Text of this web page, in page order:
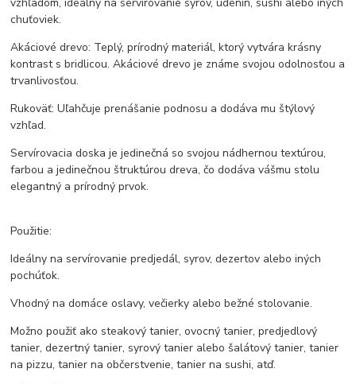
chuťoviek.
Akáciové drevo: Teplý, prírodný materiál, ktorý vytvára krásny
kontrast s bridlicou. Akáciové drevo je známe svojou odolnosťou a
trvanlivosťou.
Rukoväť: Uľahčuje prenášanie podnosu a dodáva mu štýlový
vzhľad.
Servírovacia doska je jedinečná so svojou nádhernou textúrou,
farbou a jedinečnou štruktúrou dreva, čo dodáva vášmu stolu
elegantný a prírodný prvok.
Použitie:
Ideálny na servírovanie predjedál, syrov, dezertov alebo iných
pochúťok.
Vhodný na domáce oslavy, večierky alebo bežné stolovanie.
Možno použiť ako steakový tanier, ovocný tanier, predjedlový
tanier, dezertný tanier, syrový tanier alebo šalátový tanier, tanier
na pizzu, tanier na občerstvenie, tanier na sushi, atď.